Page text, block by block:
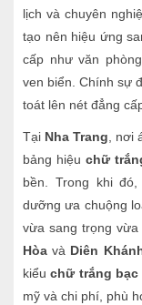
lịch và chuyên
tạo nên hiệu ứng
cấp như văn
ven biển. Chính sự
toát lên nét đẳng
Tại Nha Trang ,
bảng hiệu chữ
bền. Trong khi
dưỡng ưa chuộng
vừa sang trọng
Hòa và Diên
kiểuchữ trắng bạc
mỹ và chi phí, phù